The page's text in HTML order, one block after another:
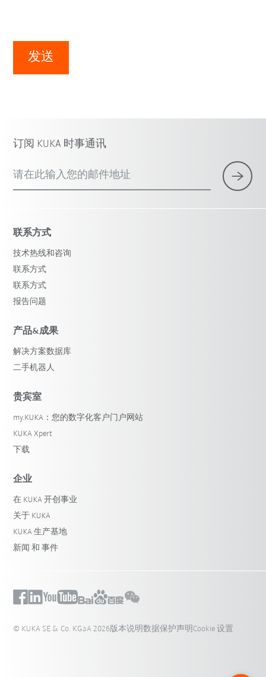
发送
订阅 KUKA 时事通讯
请在此输入您的邮件地址
联系方式
技术热线和咨询
联系方式
联系方式
报告问题
产品&成果
解决方案数据库
二手机器人
贵宾室
my.KUKA：您的数字化客户门户网站
KUKA Xpert
下载
企业
在 KUKA 开创事业
关于 KUKA
KUKA 生产基地
新闻 和 事件
© KUKA SE & Co. KGaA 2026版本说明数据保护声明 Cookie 设置